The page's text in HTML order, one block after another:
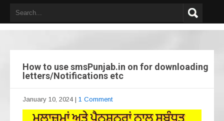
How to use smsPunjab.in on for downloading
letters/Notifications etc
January 10, 2024 | 1 Comment